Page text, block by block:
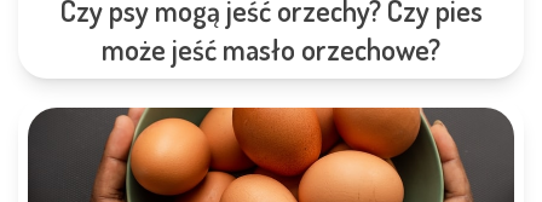
Czy psy mogą jeść orzechy? Czy pies
może jeść masło orzechowe?